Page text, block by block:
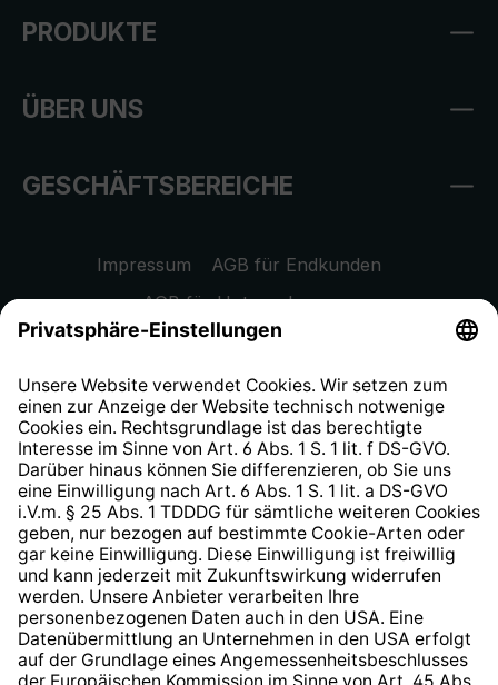
PRODUKTE
ÜBER UNS
GESCHÄFTSBEREICHE
Impressum
AGB für Endkunden
AGB für Unternehmen
Datenschutzhinweis
Widerrufsrecht
Hinweisgeberschutzsystem
Barrierefreiheit